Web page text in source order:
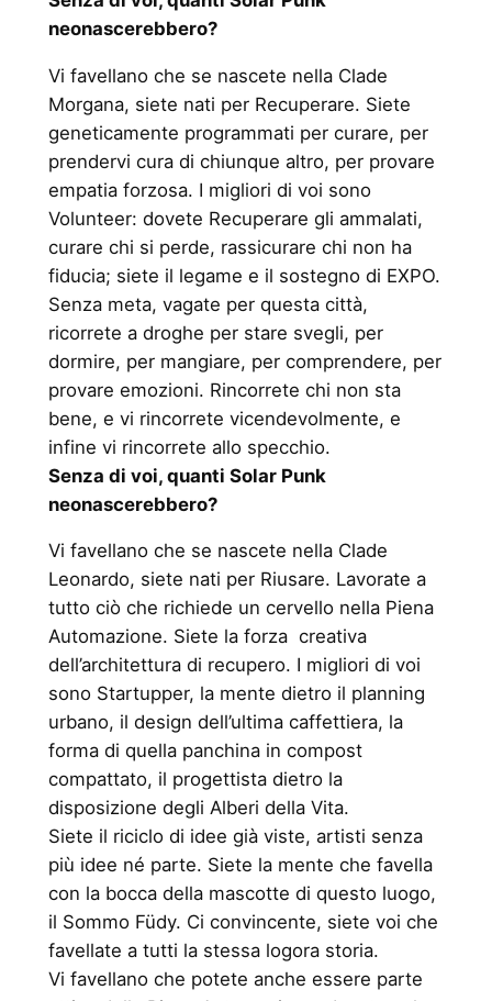
neonascerebbero?
Vi favellano che se nascete nella Clade
Morgana, siete nati per Recuperare. Siete
geneticamente programmati per curare, per
prendervi cura di chiunque altro, per provare
empatia forzosa. I migliori di voi sono
Volunteer: dovete Recuperare gli ammalati,
curare chi si perde, rassicurare chi non ha
fiducia; siete il legame e il sostegno di EXPO.
Senza meta, vagate per questa città,
ricorrete a droghe per stare svegli, per
dormire, per mangiare, per comprendere, per
provare emozioni. Rincorrete chi non sta
bene, e vi rincorrete vicendevolmente, e
infine vi rincorrete allo specchio.
Senza di voi, quanti Solar Punk
neonascerebbero?
Vi favellano che se nascete nella Clade
Leonardo, siete nati per Riusare. Lavorate a
tutto ciò che richiede un cervello nella Piena
Automazione. Siete la forza creativa
dell’architettura di recupero. I migliori di voi
sono Startupper, la mente dietro il planning
urbano, il design dell’ultima caffettiera, la
forma di quella panchina in compost
compattato, il progettista dietro la
disposizione degli Alberi della Vita.
Siete il riciclo di idee già viste, artisti senza
più idee né parte. Siete la mente che favella
con la bocca della mascotte di questo luogo,
il Sommo Füdy. Ci convincente, siete voi che
favellate a tutti la stessa logora storia.
Vi favellano che potete anche essere parte